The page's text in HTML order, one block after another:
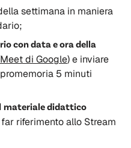
settimana in maniera
con data e ora della
Meetdi Google) e inviare
5 minuti
materiale didattico
riferimento allo Stream